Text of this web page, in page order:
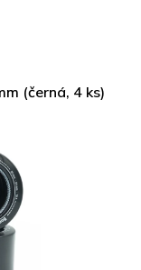
(černá, 4 ks)